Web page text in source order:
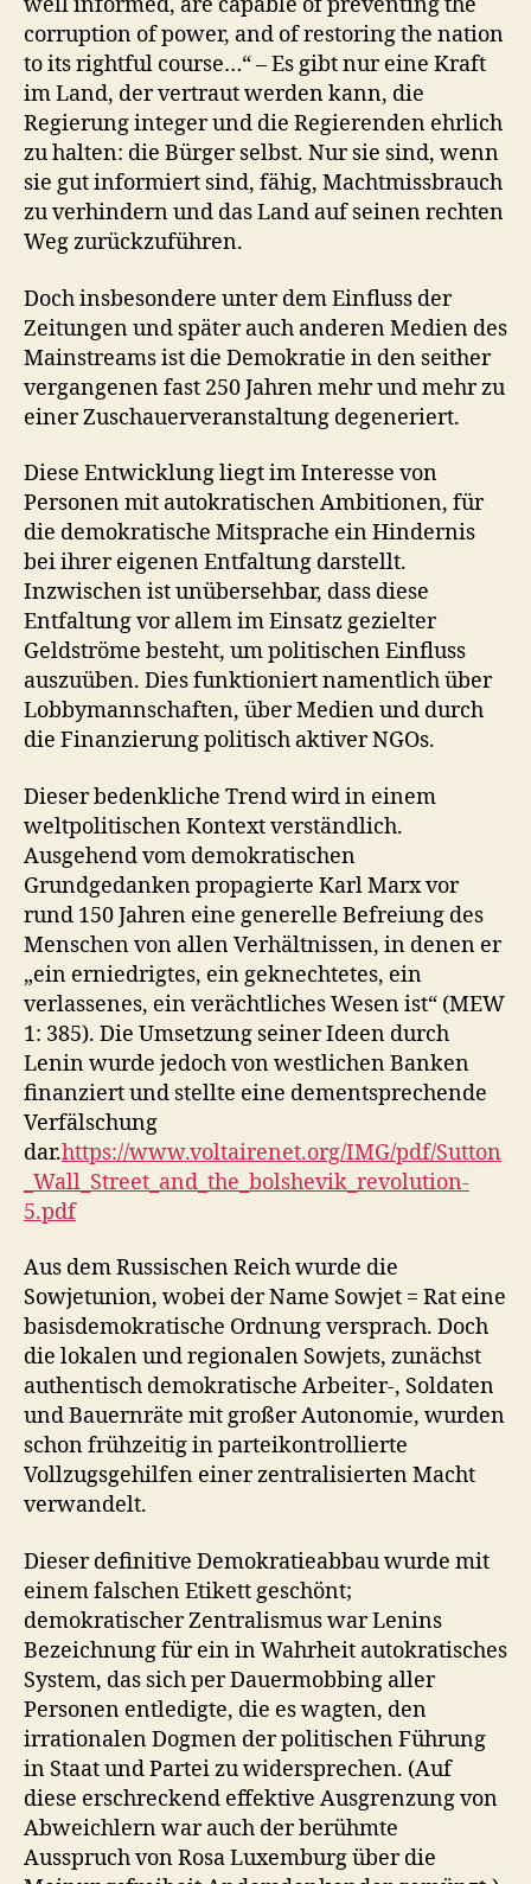
well informed, are capable of preventing the
corruption of power, and of restoring the nation
to its rightful course…“ – Es gibt nur eine Kraft
im Land, der vertraut werden kann, die
Regierung integer und die Regierenden ehrlich
zu halten: die Bürger selbst. Nur sie sind, wenn
sie gut informiert sind, fähig, Machtmissbrauch
zu verhindern und das Land auf seinen rechten
Weg zurückzuführen.
Doch insbesondere unter dem Einfluss der
Zeitungen und später auch anderen Medien des
Mainstreams ist die Demokratie in den seither
vergangenen fast 250 Jahren mehr und mehr zu
einer Zuschauerveranstaltung degeneriert.
Diese Entwicklung liegt im Interesse von
Personen mit autokratischen Ambitionen, für
die demokratische Mitsprache ein Hindernis
bei ihrer eigenen Entfaltung darstellt.
Inzwischen ist unübersehbar, dass diese
Entfaltung vor allem im Einsatz gezielter
Geldströme besteht, um politischen Einfluss
auszuüben. Dies funktioniert namentlich über
Lobbymannschaften, über Medien und durch
die Finanzierung politisch aktiver NGOs.
Dieser bedenkliche Trend wird in einem
weltpolitischen Kontext verständlich.
Ausgehend vom demokratischen
Grundgedanken propagierte Karl Marx vor
rund 150 Jahren eine generelle Befreiung des
Menschen von allen Verhältnissen, in denen er
„ein erniedrigtes, ein geknechtetes, ein
verlassenes, ein verächtliches Wesen ist“ (MEW
1: 385). Die Umsetzung seiner Ideen durch
Lenin wurde jedoch von westlichen Banken
finanziert und stellte eine dementsprechende
Verfälschung
dar.https://www.voltairenet.org/IMG/pdf/Sutton
_Wall_Street_and_the_bolshevik_revolution-
5.pdf
Aus dem Russischen Reich wurde die
Sowjetunion, wobei der Name Sowjet = Rat eine
basisdemokratische Ordnung versprach. Doch
die lokalen und regionalen Sowjets, zunächst
authentisch demokratische Arbeiter-, Soldaten
und Bauernräte mit großer Autonomie, wurden
schon frühzeitig in parteikontrollierte
Vollzugsgehilfen einer zentralisierten Macht
verwandelt.
Dieser definitive Demokratieabbau wurde mit
einem falschen Etikett geschönt;
demokratischer Zentralismus war Lenins
Bezeichnung für ein in Wahrheit autokratisches
System, das sich per Dauermobbing aller
Personen entledigte, die es wagten, den
irrationalen Dogmen der politischen Führung
in Staat und Partei zu widersprechen. (Auf
diese erschreckend effektive Ausgrenzung von
Abweichlern war auch der berühmte
Ausspruch von Rosa Luxemburg über die